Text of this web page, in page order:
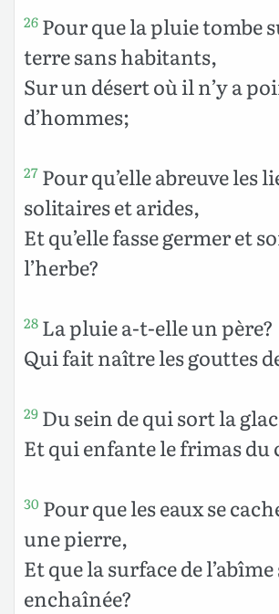
26 Pour que la pluie tombe
terre sans habitants,
Sur un désert où il n’y a
d’hommes;
27 Pour qu’elle abreuve les
solitaires et arides,
Et qu’elle fasse germer et
l’herbe?
28 La pluie a-t-elle un père?
Qui fait naître les gouttes
29 Du sein de qui sort la
Et qui enfante le frimas du
30 Pour que les eaux se
une pierre,
Et que la surface de
enchaînée?